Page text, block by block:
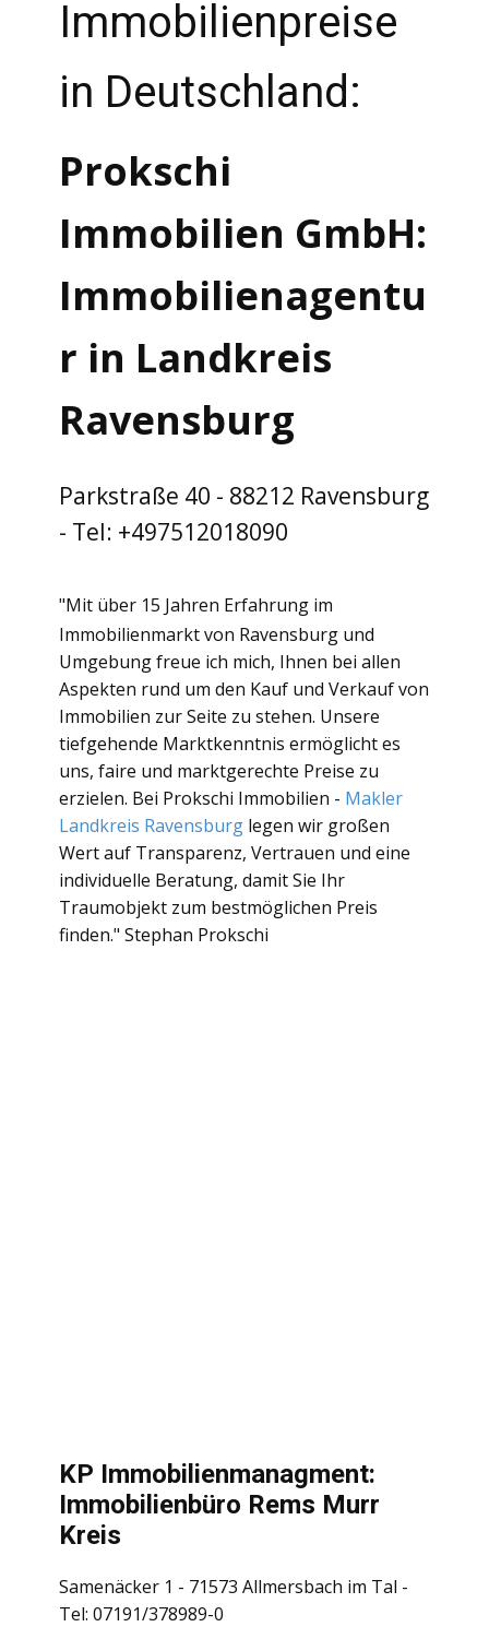
Immobilienpreise
in Deutschland:
Prokschi
Immobilien GmbH:
Immobilienagentu
r in Landkreis
Ravensburg
Parkstraße 40 - 88212 Ravensburg
- Tel: +497512018090
"Mit über 15 Jahren Erfahrung im
Immobilienmarkt von Ravensburg und
Umgebung freue ich mich, Ihnen bei allen
Aspekten rund um den Kauf und Verkauf von
Immobilien zur Seite zu stehen. Unsere
tiefgehende Marktkenntnis ermöglicht es
uns, faire und marktgerechte Preise zu
erzielen. Bei Prokschi Immobilien - Makler
Landkreis Ravensburg legen wir großen
Wert auf Transparenz, Vertrauen und eine
individuelle Beratung, damit Sie Ihr
Traumobjekt zum bestmöglichen Preis
finden." Stephan Prokschi
KP Immobilienmanagment:
Immobilienbüro Rems Murr
Kreis
Samenäcker 1 - 71573 Allmersbach im Tal -
Tel: 07191/378989-0